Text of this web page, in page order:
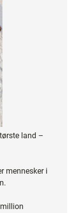
land –
mennesker i